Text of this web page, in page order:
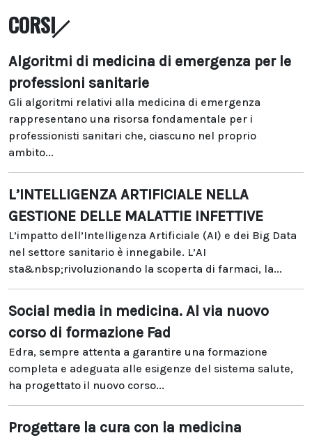
CORSI
Algoritmi di medicina di emergenza per le
professioni sanitarie
Gli algoritmi relativi alla medicina di emergenza
rappresentano una risorsa fondamentale per i
professionisti sanitari che, ciascuno nel proprio
ambito...
L’INTELLIGENZA ARTIFICIALE NELLA
GESTIONE DELLE MALATTIE INFETTIVE
L’impatto dell’Intelligenza Artificiale (AI) e dei Big Data
nel settore sanitario è innegabile. L’AI
sta&nbsp;rivoluzionando la scoperta di farmaci, la...
Social media in medicina. Al via nuovo
corso di formazione Fad
Edra, sempre attenta a garantire una formazione
completa e adeguata alle esigenze del sistema salute,
ha progettato il nuovo corso...
Progettare la cura con la medicina